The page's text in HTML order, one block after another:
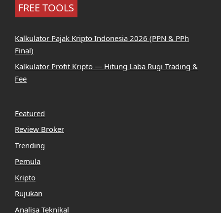
FREE TOOLS
Kalkulator Pajak Kripto Indonesia 2026 (PPN & PPh
Final)
Kalkulator Profit Kripto — Hitung Laba Rugi Trading &
Fee
Featured
Review Broker
Trending
Pemula
Kripto
Rujukan
Analisa Teknikal